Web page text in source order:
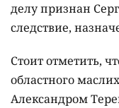
делу признан
следствие,
Стоит отметить,
областного
Александром